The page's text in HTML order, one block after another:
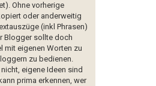
Ohne vorherige
oder anderweitig
(inkl Phrasen)
Blogger sollte doch
mit eigenen Worten zu
zu bedienen.
eigene Ideen sind
prima erkennen, wer